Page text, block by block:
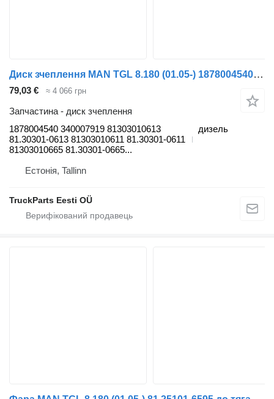
Диск зчеплення MAN TGL 8.180 (01.05-) 1878004540 до тягача MAN TGL, TGM, TGS, TGX (2005-2021)
79,03 € ≈ 4 066 грн
Запчастина - диск зчеплення
1878004540 340007919 81303010613
81.30301-0613 81303010611 81.30301-0611
81303010665 81.30301-0665...
дизель
Естонія, Tallinn
TruckParts Eesti OÜ